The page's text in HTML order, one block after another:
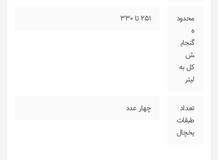
محدود
ه
گنجای
ش
کل به
لیتر
251 تا 330
تعداد
طبقات
یخچال
چهار عدد